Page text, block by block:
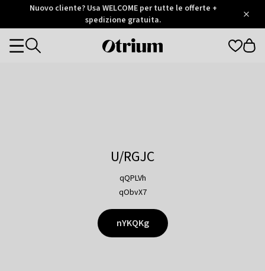
Otrium
Trustpilot
Nuovo cliente? Usa WELCOME per tutte le offerte +
spedizione gratuita.
Otrium
Categories
U/RGJC
qQPLVh
qObvX7
nYKQKg